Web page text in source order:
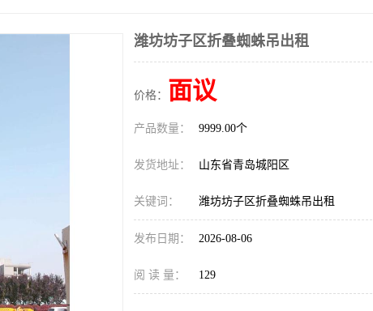
潍坊坊子区折叠蜘蛛吊出租
价格： 面议
产品数量： 9999.00个
发货地址： 山东省青岛城阳区
关键词： 潍坊坊子区折叠蜘蛛吊出租
发布日期： 2026-08-06
阅 读 量： 129